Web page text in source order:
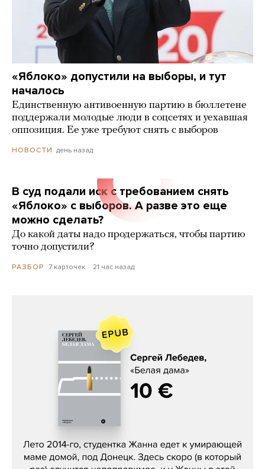
«Яблоко» допустили на выборы, и тут
началось
Единственную антивоенную партию в бюллетене
поддержали молодые люди в соцсетях и уехавшая
оппозиция. Ее уже требуют снять с выборов
НОВОСТИ день назад
В суд подали иск с требованием снять
«Яблоко» с выборов. А разве это еще
можно сделать?
До какой даты надо продержаться, чтобы партию
точно допустили?
РАЗБОР 7 карточек 21 час назад
Сергей Лебедев, «Белая дама»